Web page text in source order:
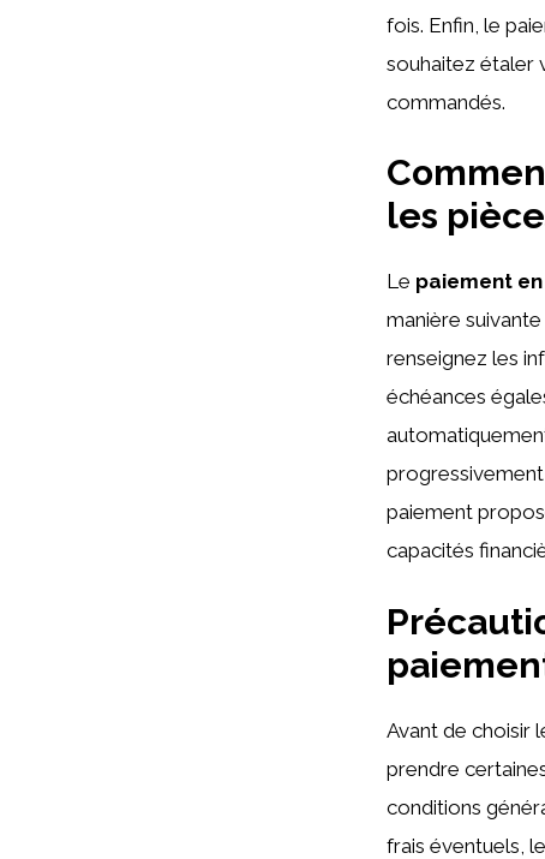
fois. Enfin, le
souhaitez étaler
commandés.
les
Le paiement
manière
renseignez les
échéances
paiement
capacités
Avant de choisir
prendre
conditions
frais éventuels,